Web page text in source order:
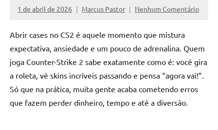
internet
1 de abril de 2026 Marcus Pastor Nenhum Comentário
Abrir cases no CS2 é aquele momento que mistura
expectativa, ansiedade e um pouco de adrenalina. Quem
joga Counter-Strike 2 sabe exatamente como é: você gira
a roleta, vê skins incríveis passando e pensa “agora vai!”.
Só que na prática, muita gente acaba cometendo erros
que fazem perder dinheiro, tempo e até a diversão.